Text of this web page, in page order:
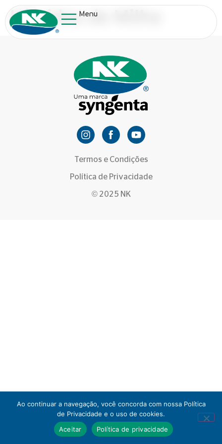
Menu
Híbridos de Milho
Termos e Condições
Política de Privacidade
© 2025 NK
Ao continuar a navegação, você concorda com nossa Política
de Privacidade e o uso de cookies.
Aceitar
Política de privacidade